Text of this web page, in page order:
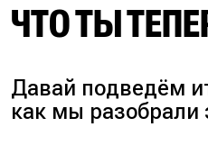
ЧТО ТЫ
Давай подведём
как мы разобрали